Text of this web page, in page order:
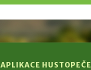
APLIKACE HUSTOPEČE